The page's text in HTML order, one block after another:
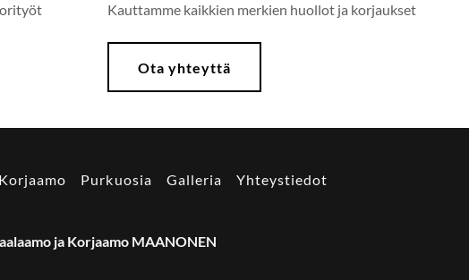
Kauttamme kaikkien merkien huollot ja korjaukset
Ota yhteyttä
Korjaamo Purkuosia Galleria Yhteystiedot
ja Korjaamo MAANONEN